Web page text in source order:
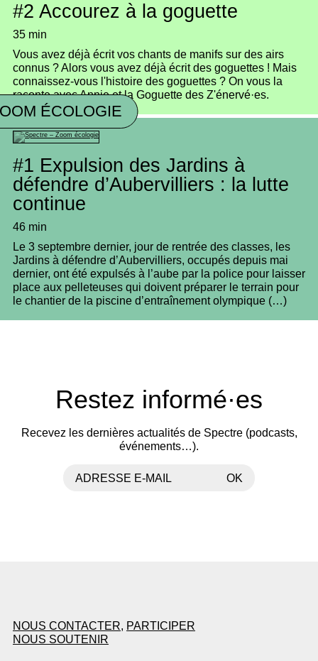
#2 Accourez à la goguette
35 min
Vous avez déjà écrit vos chants de manifs sur des airs
connus ? Alors vous avez déjà écrit des goguettes ! Mais
connaissez-vous l'histoire des goguettes ? On vous la
raconte avec Annie et la Goguette des Z'énervé·es.
ÉCOLOGIE
#1 Expulsion des Jardins à
défendre d’Aubervilliers : la lutte
continue
46 min
Le 3 septembre dernier, jour de rentrée des classes, les
Jardins à défendre d’Aubervilliers, occupés depuis mai
dernier, ont été expulsés à l’aube par la police pour laisser
place aux pelleteuses qui doivent préparer le terrain pour
le chantier de la piscine d’entraînement olympique (…)
Restez informé·es
Recevez les dernières actualités de Spectre (podcasts,
événements…).
ADRESSE E-MAIL OK
NOUS CONTACTER, PARTICIPER
NOUS SOUTENIR